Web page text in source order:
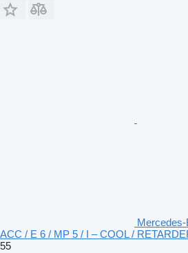
ACC / E 6 / MP 5 / I – COOL /
55